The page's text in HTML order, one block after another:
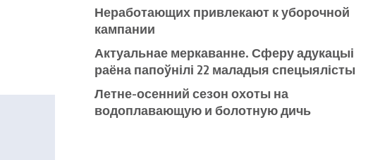
Неработающих привлекают к уборочной
кампании
Актуальнае меркаванне. Сферу адукацыі
раёна папоўнілі 22 маладыя спецыялісты
Летне-осенний сезон охоты на
водоплавающую и болотную дичь